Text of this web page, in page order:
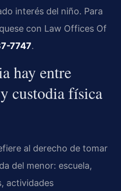
interés del niño. Para
con Law Offices Of
7747.
hay entre
custodia física
al derecho de tomar
del menor: escuela,
actividades